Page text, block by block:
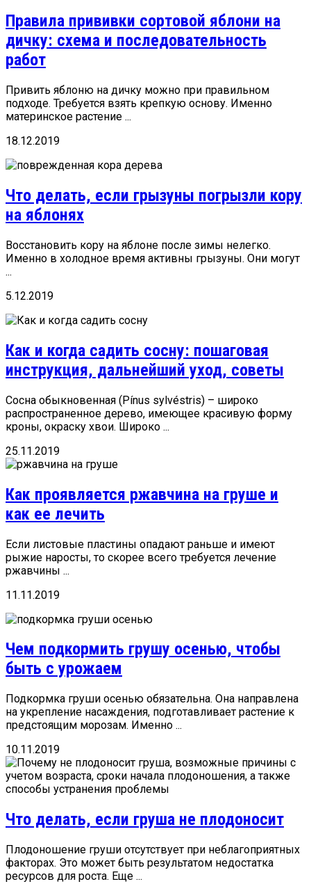
Правила прививки сортовой яблони на
дичку: схема и последовательность
работ
Привить яблоню на дичку можно при правильном
подходе. Требуется взять крепкую основу. Именно
материнское растение ...
18.12.2019
Что делать, если грызуны погрызли кору
на яблонях
Восстановить кору на яблоне после зимы нелегко.
Именно в холодное время активны грызуны. Они могут
...
5.12.2019
Как и когда садить сосну: пошаговая
инструкция, дальнейший уход, советы
Сосна обыкновенная (Pínus sylvéstris) – широко
распространенное дерево, имеющее красивую форму
кроны, окраску хвои. Широко ...
25.11.2019
Как проявляется ржавчина на груше и
как ее лечить
Если листовые пластины опадают раньше и имеют
рыжие наросты, то скорее всего требуется лечение
ржавчины ...
11.11.2019
Чем подкормить грушу осенью, чтобы
быть с урожаем
Подкормка груши осенью обязательна. Она направлена
на укрепление насаждения, подготавливает растение к
предстоящим морозам. Именно ...
10.11.2019
Что делать, если груша не плодоносит
Плодоношение груши отсутствует при неблагоприятных
факторах. Это может быть результатом недостатка
ресурсов для роста. Еще ...